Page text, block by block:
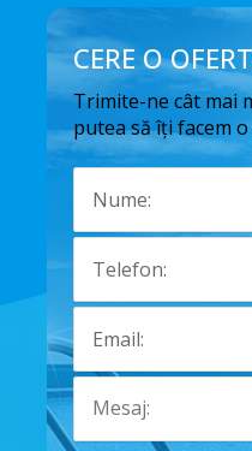
CERE O
Trimite-ne cât mai
putea să îți facem